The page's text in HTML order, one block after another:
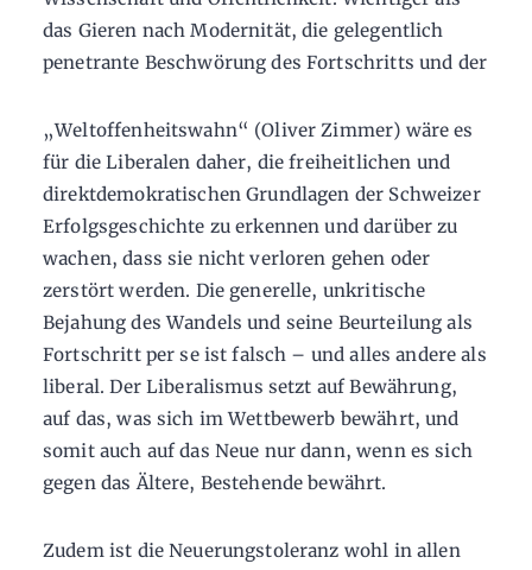
das Gieren nach Modernität, die gelegentlich
penetrante Beschwörung des Fortschritts und der
„Weltoffenheitswahn“ (Oliver Zimmer) wäre es
für die Liberalen daher, die freiheitlichen und
direktdemokratischen Grundlagen der Schweizer
Erfolgsgeschichte zu erkennen und darüber zu
wachen, dass sie nicht verloren gehen oder
zerstört werden. Die generelle, unkritische
Bejahung des Wandels und seine Beurteilung als
Fortschritt per se ist falsch – und alles andere als
liberal. Der Liberalismus setzt auf Bewährung,
auf das, was sich im Wettbewerb bewährt, und
somit auch auf das Neue nur dann, wenn es sich
gegen das Ältere, Bestehende bewährt.
Zudem ist die Neuerungstoleranz wohl in allen